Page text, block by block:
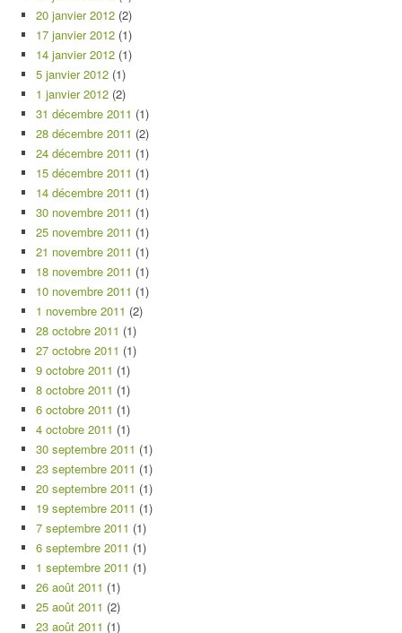
20 janvier 2012 (2)
17 janvier 2012 (1)
14 janvier 2012 (1)
5 janvier 2012 (1)
1 janvier 2012 (2)
31 décembre 2011 (1)
28 décembre 2011 (2)
24 décembre 2011 (1)
15 décembre 2011 (1)
14 décembre 2011 (1)
30 novembre 2011 (1)
25 novembre 2011 (1)
21 novembre 2011 (1)
18 novembre 2011 (1)
10 novembre 2011 (1)
1 novembre 2011 (2)
28 octobre 2011 (1)
27 octobre 2011 (1)
9 octobre 2011 (1)
8 octobre 2011 (1)
6 octobre 2011 (1)
4 octobre 2011 (1)
30 septembre 2011 (1)
23 septembre 2011 (1)
20 septembre 2011 (1)
19 septembre 2011 (1)
7 septembre 2011 (1)
6 septembre 2011 (1)
1 septembre 2011 (1)
26 août 2011 (1)
25 août 2011 (2)
23 août 2011 (1)